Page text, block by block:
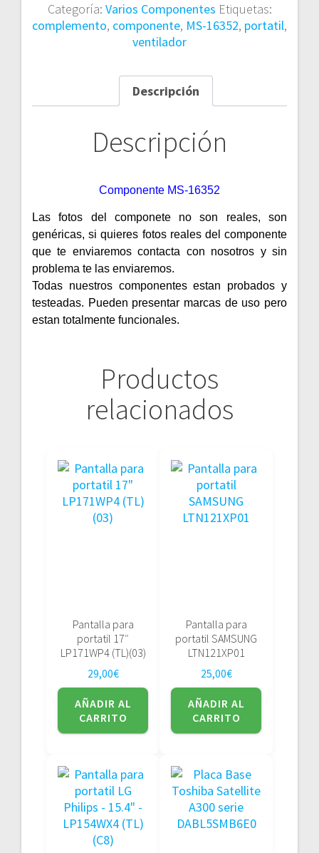
Categoría: Varios Componentes Etiquetas:
complemento, componente, MS-16352, portatil,
ventilador
Descripción
Descripción
Componente MS-16352
Las fotos del componete no son reales, son
genéricas, si quieres fotos reales del componente
que te enviaremos contacta con nosotros y sin
problema te las enviaremos.
Todas nuestros componentes estan probados y
testeadas. Pueden presentar marcas de uso pero
estan totalmente funcionales.
Productos
relacionados
Pantalla para
portatil 17″
LP171WP4 (TL)(03)
29,00€
AÑADIR AL
CARRITO
Pantalla para
portatil SAMSUNG
LTN121XP01
25,00€
AÑADIR AL
CARRITO